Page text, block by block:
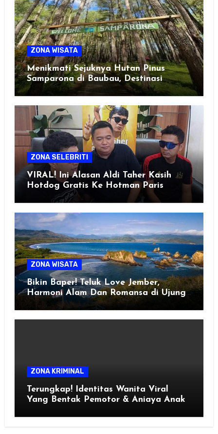
ZONA WISATA
Menikmati Sejuknya Hutan Pinus
Samparona di Baubau, Destinasi
Healing Favorit!
ZONA SELEBRITI
VIRAL! Ini Alasan Aldi Taher Kasih
Hotdog Gratis Ke Hotman Paris
ZONA WISATA
Bikin Baper! Teluk Love Jember,
Harmoni Alam Dan Romansa di Ujung
Selatan Jawa
ZONA KRIMINAL
Terungkap! Identitas Wanita Viral
Yang Bentak Pemotor & Aniaya Anak